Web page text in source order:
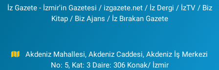
İz Gazete - İzmir'in Gazetesi / izgazete.net / İz Dergi / İzTV / Biz
Kitap / Biz Ajans / İz Bırakan Gazete
Akdeniz Mahallesi, Akdeniz Caddesi, Akdeniz İş Merkezi
No: 5, Kat: 3 Daire: 306 Konak/ İzmir